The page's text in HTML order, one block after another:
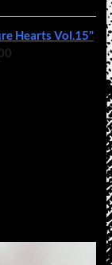
Hearts Vol.15"